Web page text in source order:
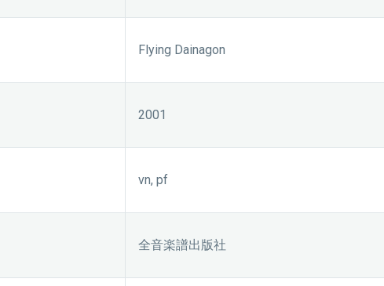
Flying Dainagon
2001
vn, pf
全音楽譜出版社